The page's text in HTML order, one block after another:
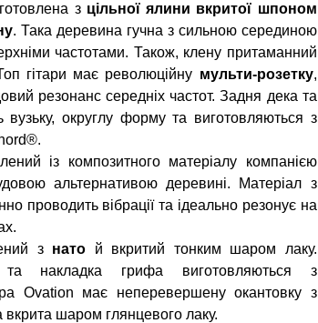
з цільної ялини вкритої шпоном
. Така деревина гучна з сильною серединою
частотами. Також, клену притаманний
гітари має революційну мульти-розетку,
резонанс середніх частот. Задня дека та
вузьку, округлу форму та виготовляються з
із композитного матеріалу компанією
альтернативою деревині. Матеріал з
проводить вібрації та ідеально резонує на
з нато й вкритий тонким шаром лаку.
та накладка грифа виготовляються з
Ovation має неперевершену окантовку з
вкрита шаром глянцевого лаку.